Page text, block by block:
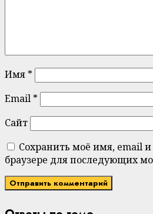
Имя *
Email *
Сайт
Сохранить моё имя, email и
браузере для последующих